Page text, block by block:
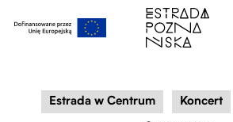
Estrada w Centrum Koncert